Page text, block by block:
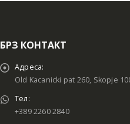
БРЗ КОНТАКТ
Адреса:
Old Kacanicki pat 260, Skopje
Тел:
+389 2260 2840